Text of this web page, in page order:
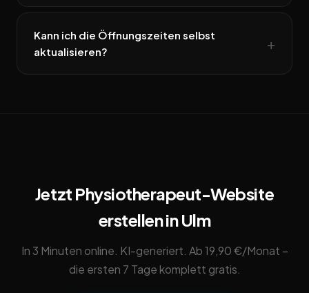
Kann ich die Öffnungszeiten selbst
aktualisieren?
Jetzt Physiotherapeut-Website
erstellen in Ulm
In 3 Minuten online. KI-generiert. Ab 19,90 €/Monat –
die ersten 7 Tage komplett gratis.